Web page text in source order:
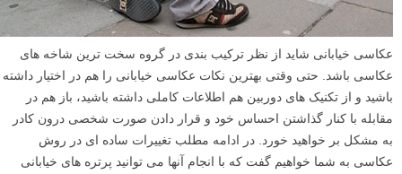
عکاسی خیابانی شاید از نظر ترکیب بندی در گروه سخت ترین شاخه های
عکاسی باشد. حتی وقتی بهترین نکات عکاسی خیابانی را هم در اختیار داشته
باشید و از تکنیک های دوربین هم اطلاعات کاملی داشته باشید، باز هم در
مقابله با کنار گذاشتن احساس خود و قرار دادن صورت شخصی درون کادر
به مشکل بر خواهید خورد. در ادامه مطلب تغییرات ساده ای در روش
عکاسی به شما خواهیم گفت که با انجام آنها می توانید پرتره های خیابانی